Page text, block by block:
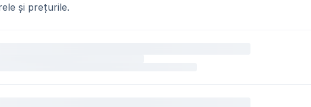
și prețurile.